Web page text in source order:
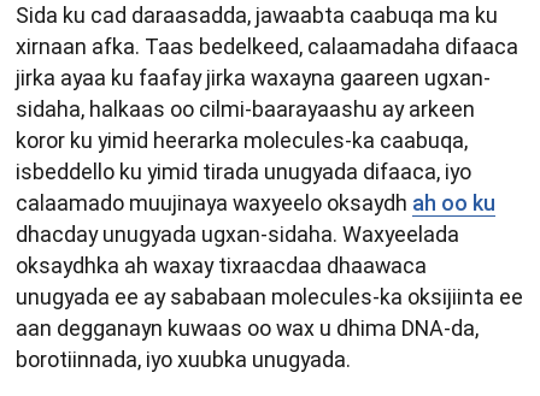
Sida ku cad daraasadda, jawaabta caabuqa ma ku
xirnaan afka. Taas bedelkeed, calaamadaha difaaca
jirka ayaa ku faafay jirka waxayna gaareen ugxan-
sidaha, halkaas oo cilmi-baarayaashu ay arkeen
koror ku yimid heerarka molecules-ka caabuqa,
isbeddello ku yimid tirada unugyada difaaca, iyo
calaamado muujinaya waxyeelo oksaydh ah oo ku
dhacday unugyada ugxan-sidaha. Waxyeelada
oksaydhka ah waxay tixraacdaa dhaawaca
unugyada ee ay sababaan molecules-ka oksijiinta ee
aan degganayn kuwaas oo wax u dhima DNA-da,
borotiinnada, iyo xuubka unugyada.